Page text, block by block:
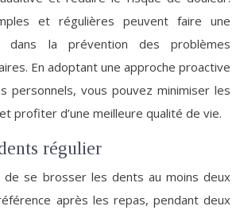
et régulières peuvent faire une
dans la prévention des problèmes
En adoptant une approche proactive
personnels, vous pouvez minimiser les
profiter d’une meilleure qualité de vie.
régulier
de se brosser les dents au moins deux
après les repas, pendant deux